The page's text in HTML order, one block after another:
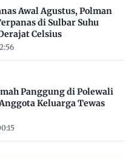
Awal Agustus, Polman
di Sulbar Suhu
Celsius
Panggung di Polewali
Keluarga Tewas